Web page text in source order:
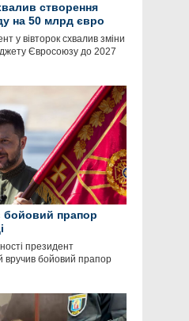
створення
на 50 млрд євро
у вівторок схвалив зміни
Євросоюзу до 2027
бойовий прапор
президент
вручив бойовий прапор